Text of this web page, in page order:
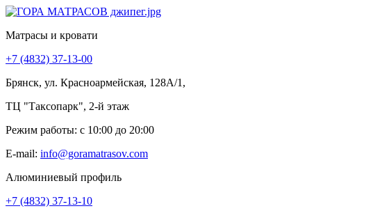
Матрасы и кровати
+7 (4832) 37-13-00
Брянск, ул. Красноармейская, 128А/1,
ТЦ "Таксопарк", 2-й этаж
Режим работы: c 10:00 до 20:00
E-mail: info@goramatrasov.com
Алюминиевый профиль
+7 (4832) 37-13-10